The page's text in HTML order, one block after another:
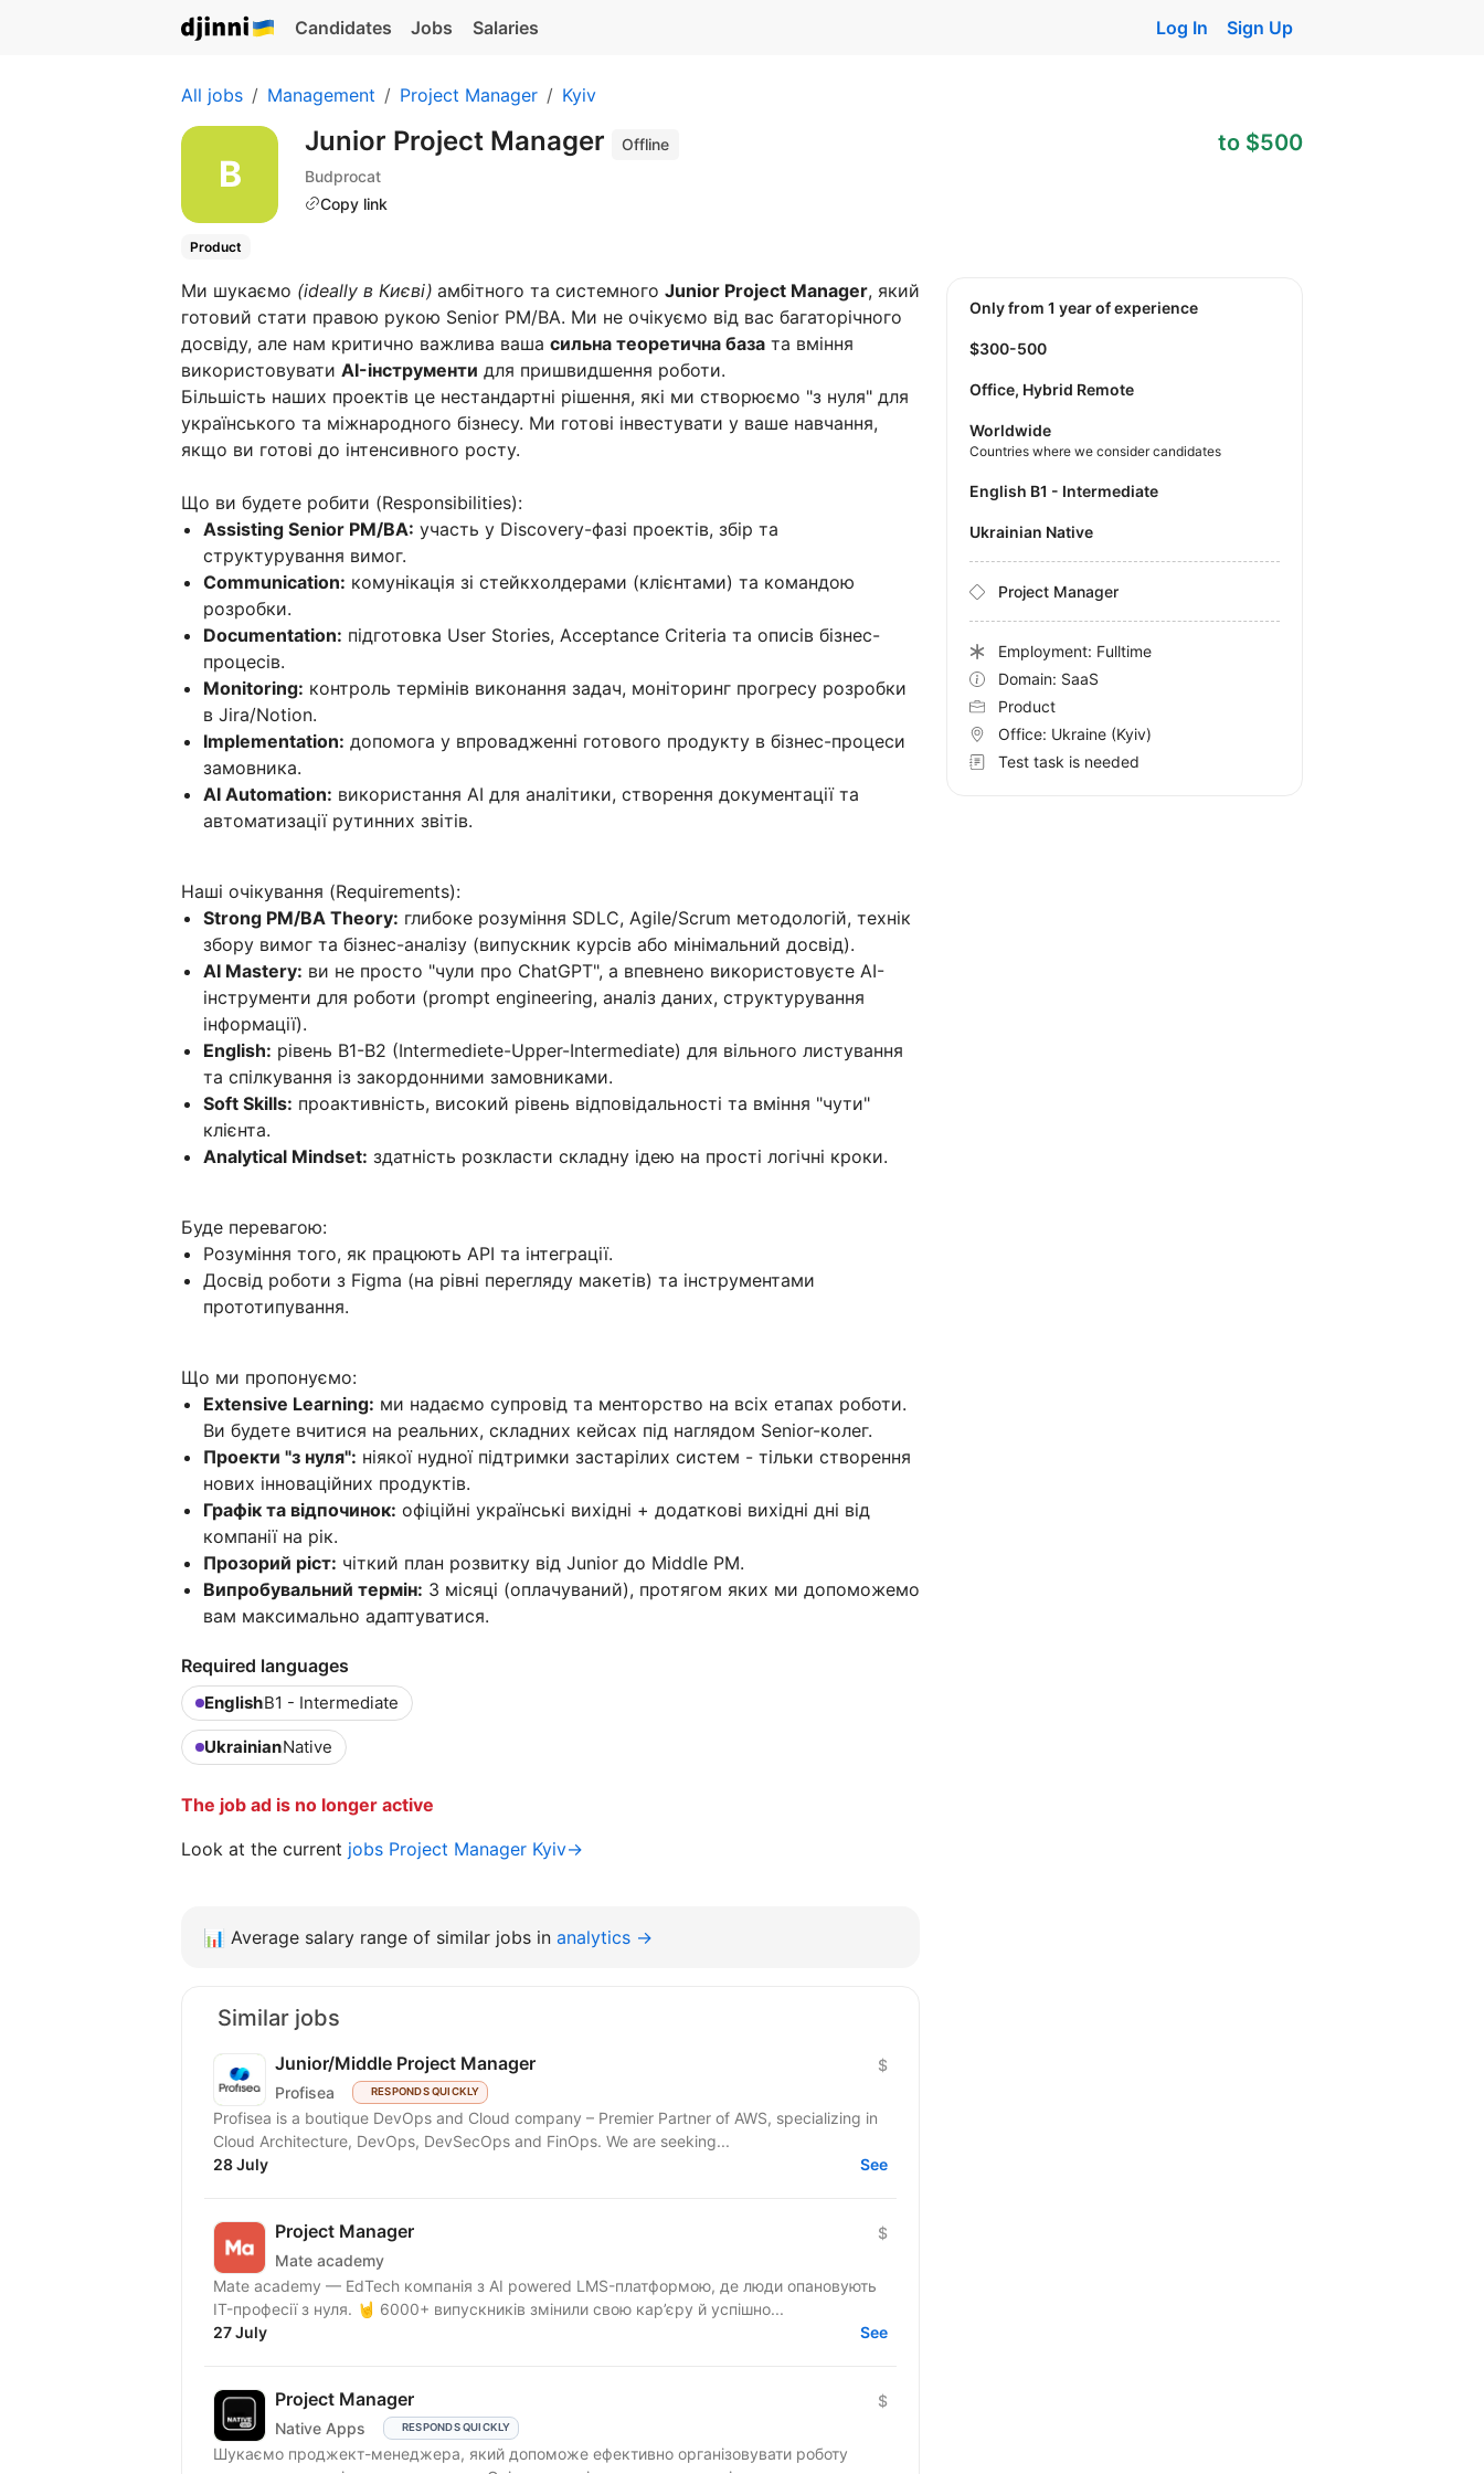
Candidates Jobs Salaries Log In Sign Up
All jobs Management Project Manager Kyiv
Junior Project Manager
Offline
Budprocat
Copy link
to $500
Product
Ми шукаємо (ideally в Києві) амбітного та системного Junior Project Manager, який
готовий стати правою рукою Senior PM/BA. Ми не очікуємо від вас багаторічного
досвіду, але нам критично важлива ваша сильна теоретична база та вміння
використовувати AI-інструменти для пришвидшення роботи.
Більшість наших проектів це нестандартні рішення, які ми створюємо "з нуля" для
українського та міжнародного бізнесу. Ми готові інвестувати у ваше навчання,
якщо ви готові до інтенсивного росту.
Що ви будете робити (Responsibilities):
Assisting Senior PM/BA: участь у Discovery-фазі проектів, збір та
структурування вимог.
Communication: комунікація зі стейкхолдерами (клієнтами) та командою
розробки.
Documentation: підготовка User Stories, Acceptance Criteria та описів бізнес-
процесів.
Monitoring: контроль термінів виконання задач, моніторинг прогресу розробки
в Jira/Notion.
Implementation: допомога у впровадженні готового продукту в бізнес-процеси
замовника.
AI Automation: використання AI для аналітики, створення документації та
автоматизації рутинних звітів.
Наші очікування (Requirements):
Strong PM/BA Theory: глибоке розуміння SDLC, Agile/Scrum методологій, технік
збору вимог та бізнес-аналізу (випускник курсів або мінімальний досвід).
AI Mastery: ви не просто "чули про ChatGPT", а впевнено використовуєте AI-
інструменти для роботи (prompt engineering, аналіз даних, структурування
інформації).
English: рівень B1-B2 (Intermediete-Upper-Intermediate) для вільного листування
та спілкування із закордонними замовниками.
Soft Skills: проактивність, високий рівень відповідальності та вміння "чути"
клієнта.
Analytical Mindset: здатність розкласти складну ідею на прості логічні кроки.
Буде перевагою:
Розуміння того, як працюють API та інтеграції.
Досвід роботи з Figma (на рівні перегляду макетів) та інструментами
прототипування.
Що ми пропонуємо:
Extensive Learning: ми надаємо супровід та менторство на всіх етапах роботи.
Ви будете вчитися на реальних, складних кейсах під наглядом Senior-колег.
Проекти "з нуля": ніякої нудної підтримки застарілих систем - тільки створення
нових інноваційних продуктів.
Графік та відпочинок: офіційні українські вихідні + додаткові вихідні дні від
компанії на рік.
Прозорий ріст: чіткий план розвитку від Junior до Middle PM.
Випробувальний термін: 3 місяці (оплачуваний), протягом яких ми допоможемо
вам максимально адаптуватися.
Required languages
EnglishB1 - Intermediate
UkrainianNative
The job ad is no longer active
Look at the current jobs Project Manager Kyiv→
Only from 1 year of experience
$300-500
Office, Hybrid Remote
Worldwide
Countries where we consider candidates
English B1 - Intermediate
Ukrainian Native
Project Manager
Employment: Fulltime
Domain: SaaS
Product
Office: Ukraine (Kyiv)
Test task is needed
📊 Average salary range of similar jobs in analytics →
Similar jobs
Junior/Middle Project Manager
Profisea RESPONDS QUICKLY
$
Profisea is a boutique DevOps and Cloud company – Premier Partner of AWS, specializing in
Cloud Architecture, DevOps, DevSecOps and FinOps. We are seeking...
28 July
See
Project Manager
Mate academy
$
Mate academy — EdTech компанія з AI powered LMS-платформою, де люди опановують
IT-професії з нуля. 🤘 6000+ випускників змінили свою кар’єру й успішно...
27 July
See
Project Manager
Native Apps RESPONDS QUICKLY
$
Шукаємо проджект-менеджера, який допоможе ефективно організовувати роботу